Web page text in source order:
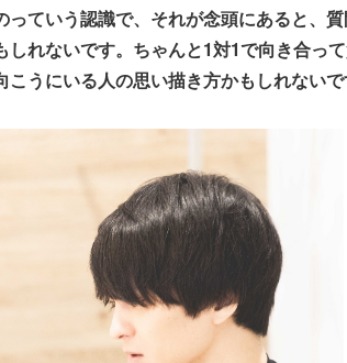
ていう認識で、それが念頭にあると、
しれないです。ちゃんと1対1で向き合っ
うにいる人の思い描き方かもしれないで